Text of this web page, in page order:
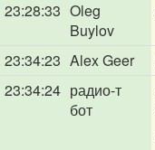
23:28:33 Oleg
Buylov
23:34:23 Alex Geer
23:34:24 радио-т
бот